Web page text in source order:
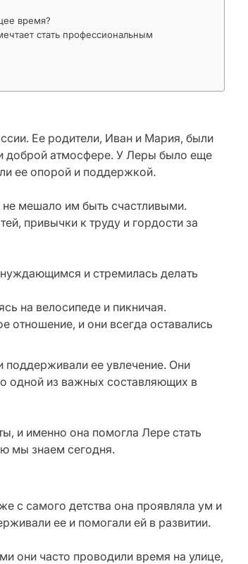
время?
стать профессиональным
Ее родители, Иван и Мария, были
доброй атмосфере. У Леры было еще
ее опорой и поддержкой.
мешало им быть счастливыми.
привычки к труду и гордости за
и стремилась делать
на велосипеде и пикничая.
отношение, и они всегда оставались
поддерживали ее увлечение. Они
одной из важных составляющих в
и именно она помогла Лере стать
мы знаем сегодня.
с самого детства она проявляла ум и
ее и помогали ей в развитии.
они часто проводили время на улице,